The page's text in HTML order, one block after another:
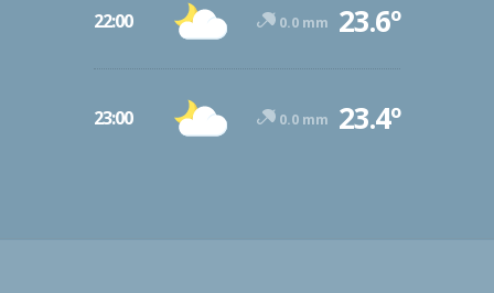
22:00 0.0 mm 23.6º
23:00 0.0 mm 23.4º